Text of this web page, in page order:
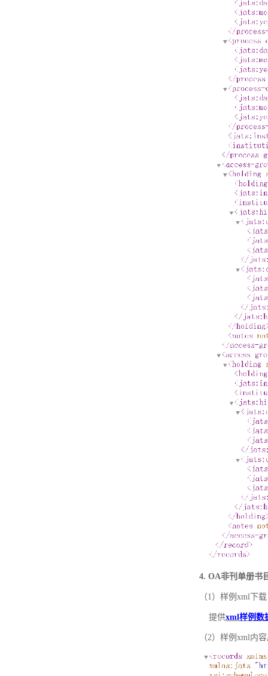
4. OA非刊单册书
（1）样例xml下载
提供xml样例数
（2）样例xml内